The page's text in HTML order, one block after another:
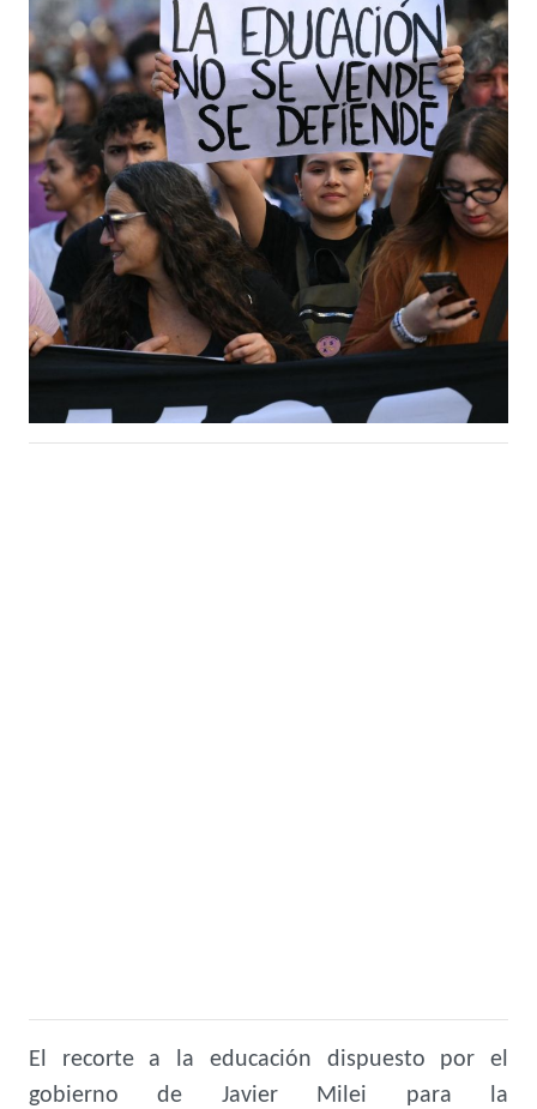
El recorte a la educación dispuesto por el
gobierno de Javier Milei para la